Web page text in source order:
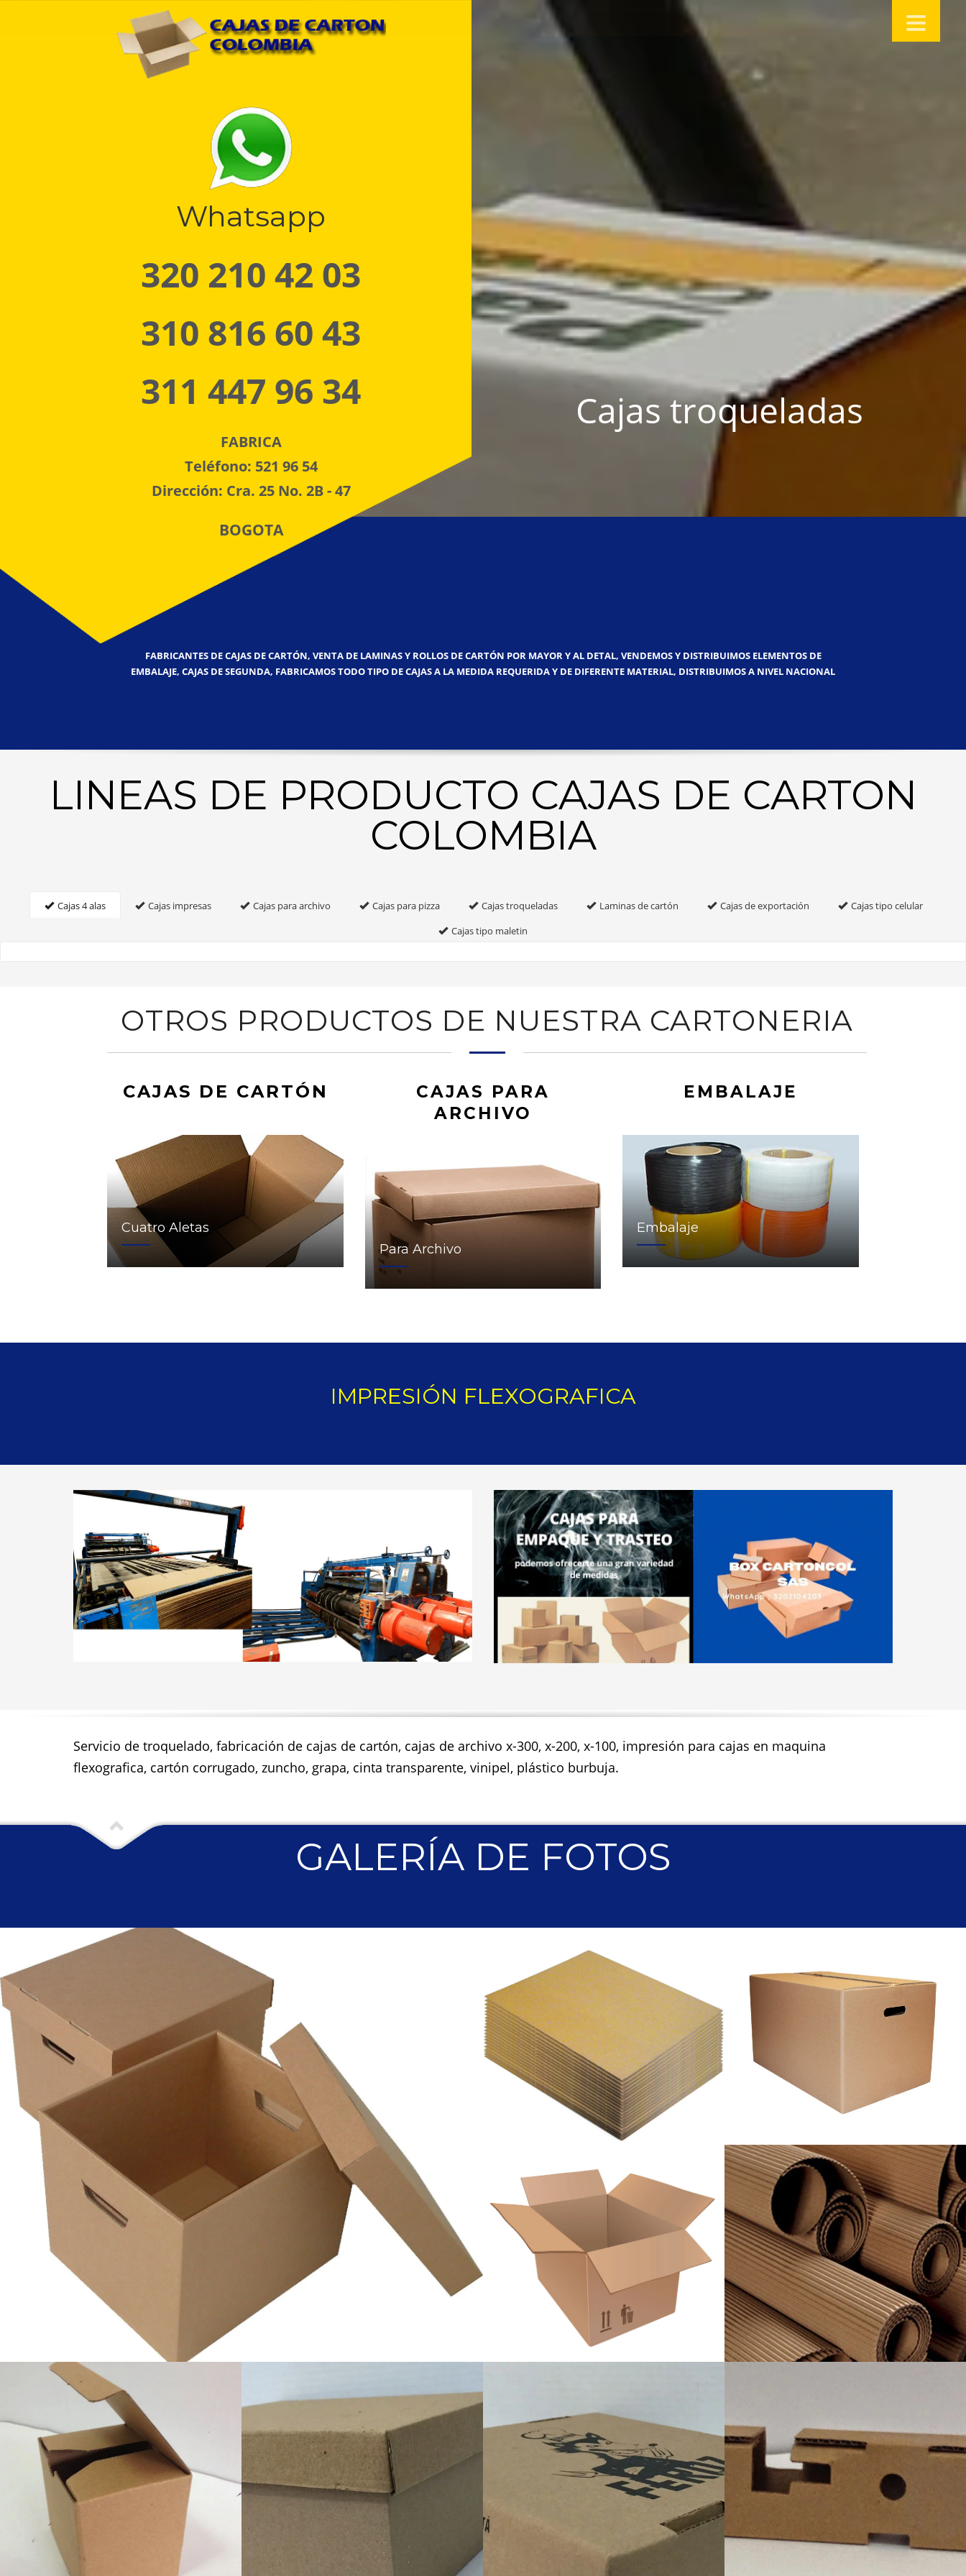
Whatsapp
320 210 42 03
310 816 60 43
311 447 96 34
FABRICA
Teléfono: 521 96 54
Dirección: Cra. 25 No. 2B - 47
BOGOTA
Cajas troqueladas
FABRICANTES DE CAJAS DE CARTÓN, VENTA DE LAMINAS Y ROLLOS DE CARTÓN POR MAYOR Y AL DETAL, VENDEMOS Y DISTRIBUIMOS ELEMENTOS DE
EMBALAJE, CAJAS DE SEGUNDA, FABRICAMOS TODO TIPO DE CAJAS A LA MEDIDA REQUERIDA Y DE DIFERENTE MATERIAL, DISTRIBUIMOS A NIVEL NACIONAL
LINEAS DE PRODUCTO CAJAS DE CARTON
COLOMBIA
Cajas 4 alas Cajas impresas Cajas para archivo Cajas para pizza Cajas troqueladas Laminas de cartón Cajas de exportación
Cajas tipo celular
Cajas tipo maletin
OTROS PRODUCTOS DE NUESTRA CARTONERIA
CAJAS DE CARTÓN
Cuatro Aletas
CAJAS PARA
ARCHIVO
Para Archivo
EMBALAJE
Embalaje
IMPRESIÓN FLEXOGRAFICA
Servicio de troquelado, fabricación de cajas de cartón, cajas de archivo x-300, x-200, x-100, impresión para cajas en maquina
flexografica, cartón corrugado, zuncho, grapa, cinta transparente, vinipel, plástico burbuja.
GALERÍA DE FOTOS